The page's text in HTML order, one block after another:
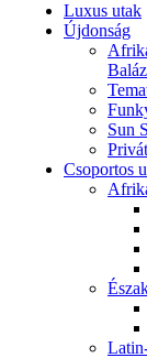
Luxus utak
Újdonság
Sun
Csoportos